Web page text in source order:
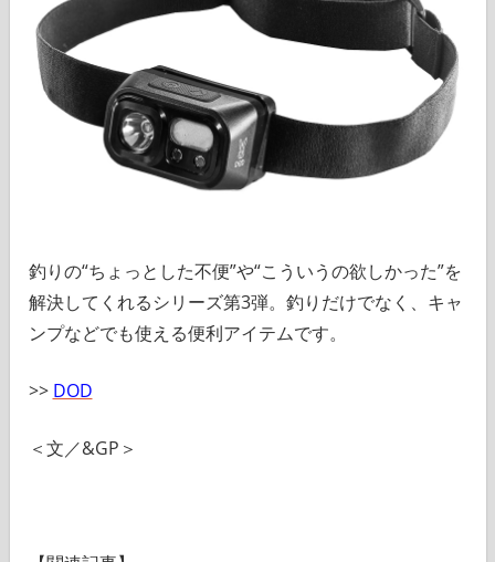
釣りの“ちょっとした不便”や“こういうの欲しかった”を
解決してくれるシリーズ第3弾。釣りだけでなく、キャ
ンプなどでも使える便利アイテムです。
>> DOD
＜文／&GP＞